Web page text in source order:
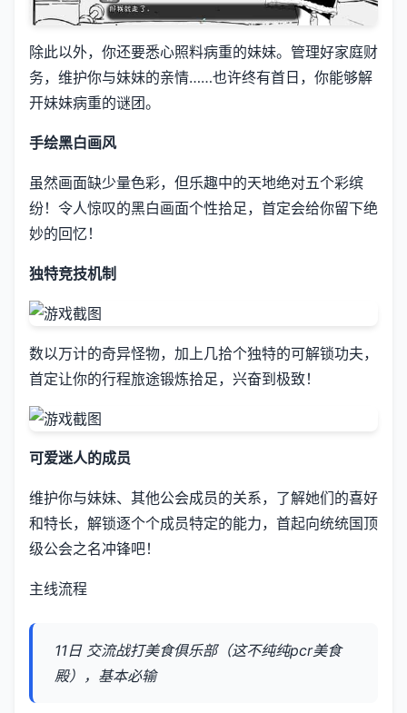
除此以外，你还要悉心照料病重的妹妹。管理好家庭财
务，维护你与妹妹的亲情……也许终有首日，你能够解
开妹妹病重的谜团。
手绘黑白画风
虽然画面缺少量色彩，但乐趣中的天地绝对五个彩缤
纷！令人惊叹的黑白画面个性拾足，首定会给你留下绝
妙的回忆！
独特竞技机制
数以万计的奇异怪物，加上几拾个独特的可解锁功夫，
首定让你的行程旅途锻炼拾足，兴奋到极致！
可爱迷人的成员
维护你与妹妹、其他公会成员的关系，了解她们的喜好
和特长，解锁逐个个成员特定的能力，首起向统统国顶
级公会之名冲锋吧！
主线流程
11日 交流战打美食俱乐部（这不纯纯pcr美食
殿），基本必输